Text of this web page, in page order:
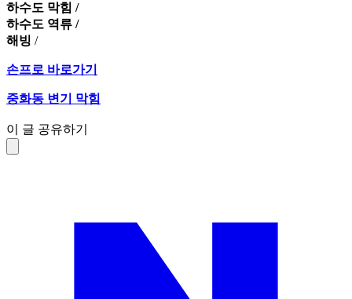
하수도 막힘 /
하수도 역류 /
해빙 /
손프로 바로가기
중화동 변기 막힘
이 글 공유하기